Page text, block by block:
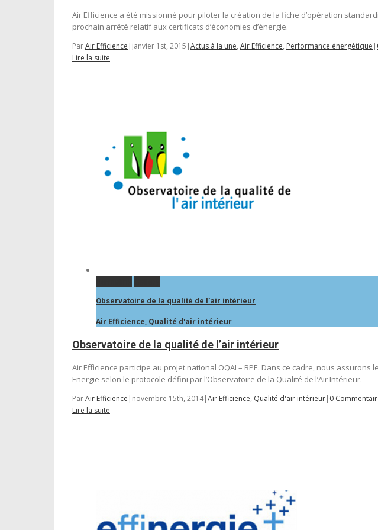
Air Efficience a été missionné pour piloter la création de la fiche d’opération
prochain arrêté relatif aux certificats d’économies d’énergie.
ParAir Efficience | janvier 1st, 2015 |Actus à la une, Air Efficience, Performance énergétique |
Lire la suite
Observatoire de la qualité de l’air intérieur
Air Efficience, Qualité d'air intérieur
Observatoire de la qualité de l’air intérieur
Air Efficience participe au projet national OQAI – BPE. Dans ce cadre, nous
Energie selon le protocole défini par l’Observatoire de la Qualité de l’Air Intérieur.
ParAir Efficience | novembre 15th, 2014|Air Efficience, Qualité d'air intérieur| 0
Lire la suite